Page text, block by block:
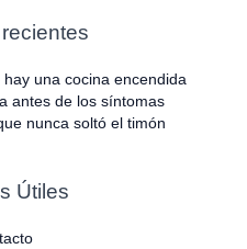
una cocina encendida
antes de los síntomas
nunca soltó el timón
Útiles